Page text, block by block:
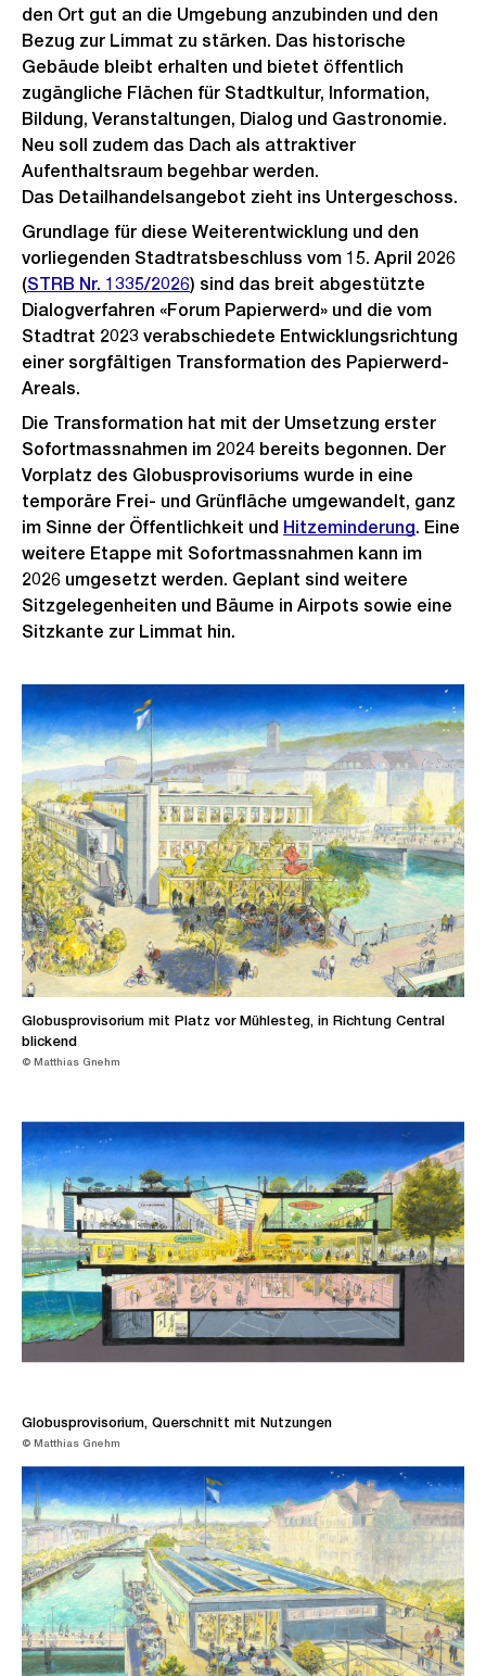
den Ort gut an die Umgebung anzubinden und den
Bezug zur Limmat zu stärken. Das historische
Gebäude bleibt erhalten und bietet öffentlich
zugängliche Flächen für Stadtkultur, Information,
Bildung, Veranstaltungen, Dialog und Gastronomie.
Neu soll zudem das Dach als attraktiver
Aufenthaltsraum begehbar werden.
Das Detailhandelsangebot zieht ins Untergeschoss.
Grundlage für diese Weiterentwicklung und den
vorliegenden Stadtratsbeschluss vom 15. April 2026
(STRB Nr. 1335/2026) sind das breit abgestützte
Dialogverfahren «Forum Papierwerd» und die vom
Stadtrat 2023 verabschiedete Entwicklungsrichtung
einer sorgfältigen Transformation des Papierwerd-
Areals.
Die Transformation hat mit der Umsetzung erster
Sofortmassnahmen im 2024 bereits begonnen. Der
Vorplatz des Globusprovisoriums wurde in eine
temporäre Frei- und Grünfläche umgewandelt, ganz
im Sinne der Öffentlichkeit und Hitzeminderung. Eine
weitere Etappe mit Sofortmassnahmen kann im
2026 umgesetzt werden. Geplant sind weitere
Sitzgelegenheiten und Bäume in Airpots sowie eine
Sitzkante zur Limmat hin.
Globusprovisorium mit Platz vor Mühlesteg, in Richtung Central
blickend
© Matthias Gnehm
Globusprovisorium, Querschnitt mit Nutzungen
© Matthias Gnehm